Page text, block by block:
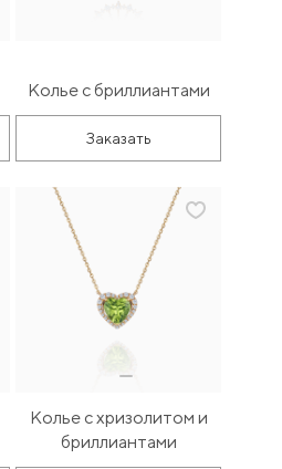
Колье с бриллиантами
Заказать
Колье с хризолитом и
бриллиантами